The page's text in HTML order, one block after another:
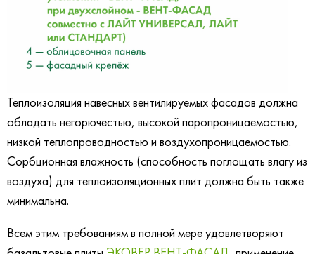
Теплоизоляция навесных вентилируемых фасадов должна
обладать негорючестью, высокой паропроницаемостью,
низкой теплопроводностью и воздухопроницаемостью.
Сорбционная влажность (способность поглощать влагу из
воздуха) для теплоизоляционных плит должна быть также
минимальна.
Всем этим требованиям в полной мере удовлетворяют